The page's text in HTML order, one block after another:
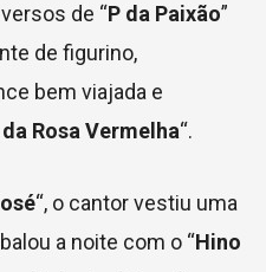
de “P da Paixão”
de figurino,
bem viajada e
Rosa Vermelha“.
“, o cantor vestiu uma
a noite com o “Hino